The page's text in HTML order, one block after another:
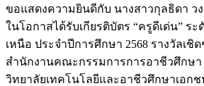
ขอแสดงความยินดีกับ นางสาวกุลธิดา ว
ในโอกาสได้รับเกียรติบัตร “ครูดีเด่น” ร
เหนือ ประจำปีการศึกษา 2568 รางวัลเชิ
สำนักงานคณะกรรมการการอาชีวศึกษ
วิทยาลัยเทคโนโลยีและอาชีวศึกษาเอก